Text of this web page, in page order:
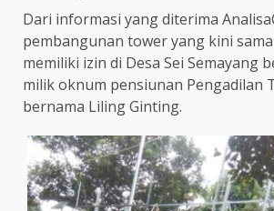
Dari informasi yang diterima
pembangunan tower yang kini
memiliki izin di Desa Sei Semayang
milik oknum pensiunan Pengadilan
bernama Liling Ginting.